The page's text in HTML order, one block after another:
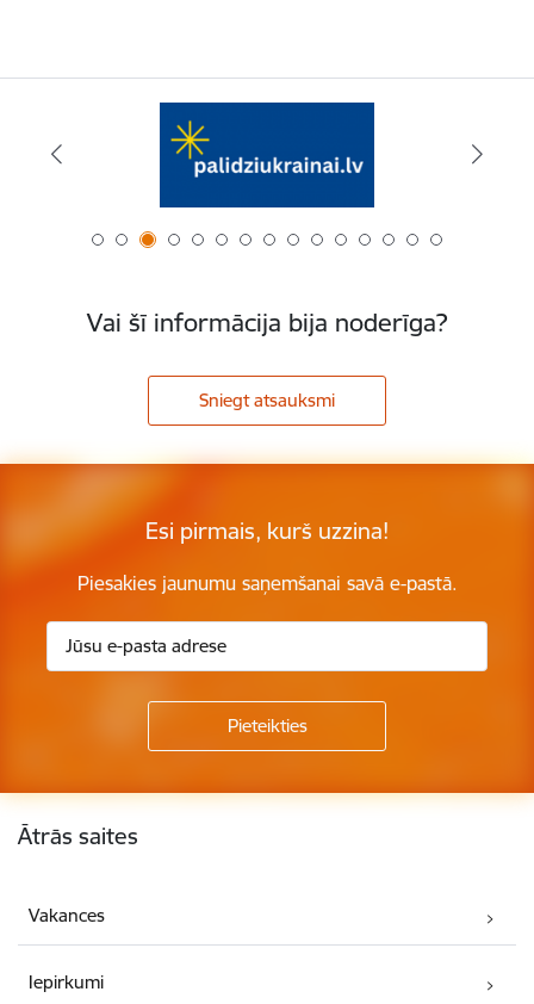
Vai šī informācija bija noderīga?
Sniegt atsauksmi
Esi pirmais, kurš uzzina!
Piesakies jaunumu saņemšanai savā e-pastā.
Kājene
Ātrās saites
Vakances
Iepirkumi